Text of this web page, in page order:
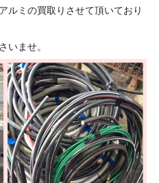
ルミの買取りさせて頂いており
ませ。